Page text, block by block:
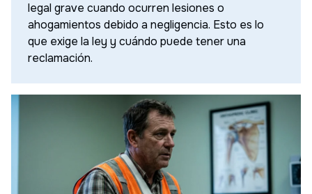
legal grave cuando ocurren lesiones o
ahogamientos debido a negligencia. Esto es lo
que exige la ley y cuándo puede tener una
reclamación.